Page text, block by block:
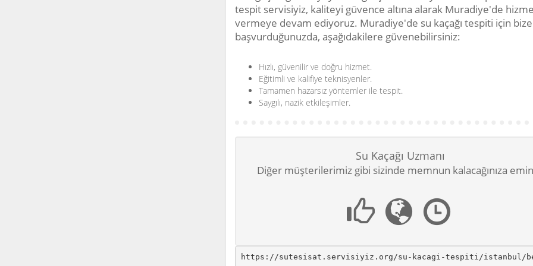
tespit servisiyiz, kaliteyi güvence altına alarak Muradiye'de
vermeye devam ediyoruz. Muradiye'de su kaçağı tespiti için bize
başvurduğunuzda, aşağıdakilere güvenebilirsiniz:
Hızlı, güvenilir ve doğru hizmet.
Eğitimli ve kalifiye teknisyenler.
Tamamen hazarsız yöntemler ile tespit.
Saygılı, nazik etkileşimler.
Su Kaçağı Uzmanı
Diğer müşterilerimiz gibi sizinde memnun kalacağınıza
https://sutesisat.servisiyiz.org/su-kacagi-tespiti/istanbul/